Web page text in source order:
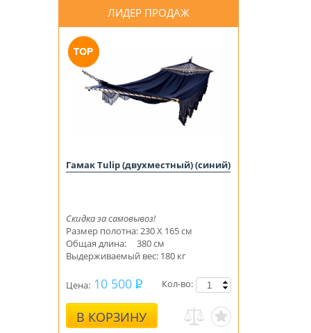
ЛИДЕР ПРОДАЖ
Гамак Tulip (двухместный) (синий)
Скидка за самовывоз!
Размер полотна: 230 Х 165 см
Общая длина: 380 см
Выдерживаемый вес: 180 кг
Цена: 10 500
В КОРЗИНУ
Кол-во: